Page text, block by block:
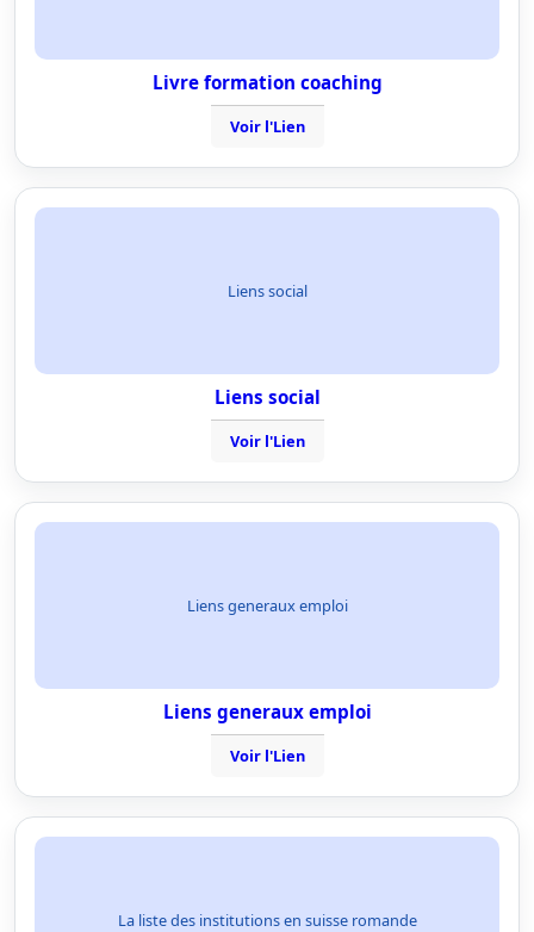
Livre formation coaching
Voir l'Lien
Liens social
Liens social
Voir l'Lien
Liens generaux emploi
Liens generaux emploi
Voir l'Lien
La liste des institutions en suisse romande